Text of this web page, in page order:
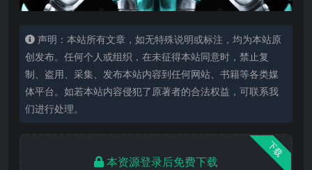
声明：本站所有文章，如无特殊说明或标注，均为本站原
创发布。任何个人或组织，在未征得本站同意时，禁止复
制、盗用、采集、发布本站内容到任何网站、书籍等各类媒
体平台。如若本站内容侵犯了原著者的合法权益，可联系我
们进行处理。
下载
本资源登录后免费下载